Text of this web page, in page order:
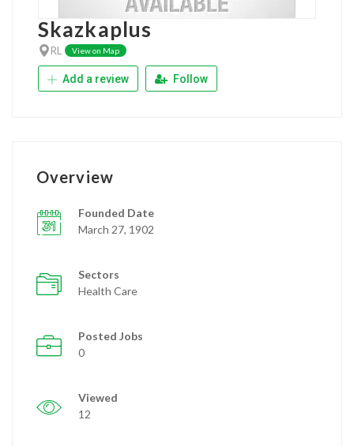
Skazkaplus
RL View on Map
Add a review Follow
Overview
Founded Date
March 27, 1902
Sectors
Health Care
Posted Jobs
0
Viewed
12